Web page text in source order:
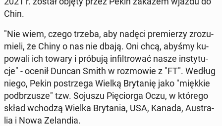
Chin.
"Nie wiem, czego trzeba, aby nadęci pre­mie­rzy zro­zu­
mie­li, że Chiny o nas nie dbają. Oni chcą, abyśmy ku­
po­wa­li ich towary i próbują in­fil­tro­wać nasze in­sty­tu­
cje" - ocenił Duncan Smith w roz­mo­wie z "FT". Według
niego, Pekin po­strze­ga Wielką Bry­ta­nię jako "miękkie
pod­brzu­sze" tzw. Sojuszu Pię­cior­ga Oczu, w którego
skład wchodzą Wielka Bry­ta­nia, USA, Kanada, Au­stra­
lia i Nowa Ze­lan­dia.